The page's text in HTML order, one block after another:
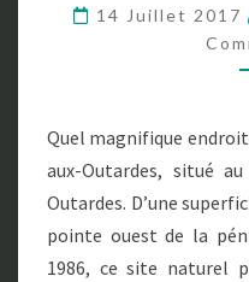
14 Juillet 2017
Quel magnifique
aux-Outardes, situé
Outardes. D’une
pointe ouest de la
1986, ce site naturel